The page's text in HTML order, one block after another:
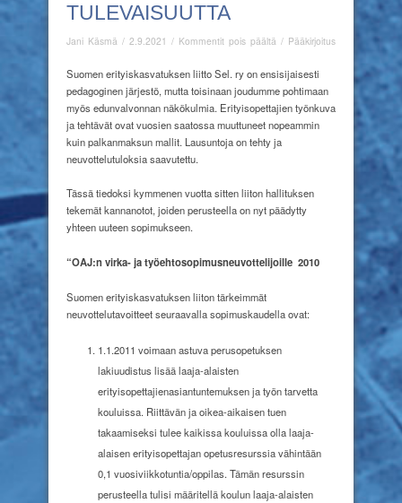
TULEVAISUUTTA
Jani Käsmä / 2.9.2021 / Kommentit pois päältä artikkelissa
ja
tulevaisuutta
/ Pääkirjoitus
Suomen erityiskasvatuksen liitto Sel. ry on ensisijaisesti
pedagoginen järjestö, mutta toisinaan joudumme pohtimaan
myös edunvalvonnan näkökulmia. Erityisopettajien työnkuva
ja tehtävät ovat vuosien saatossa muuttuneet nopeammin
kuin palkanmaksun mallit. Lausuntoja on tehty ja
neuvottelutuloksia saavutettu.
Tässä tiedoksi kymmenen vuotta sitten liiton hallituksen
tekemät kannanotot, joiden perusteella on nyt päädytty
yhteen uuteen sopimukseen.
“OAJ:n virka- ja työehtosopimusneuvottelijoille 2010
Suomen erityiskasvatuksen liiton tärkeimmät
neuvottelutavoitteet seuraavalla sopimuskaudella ovat:
1.1.2011 voimaan astuva perusopetuksen
lakiuudistus lisää laaja-alaisten
erityisopettajienasiantuntemuksen ja työn tarvetta
kouluissa. Riittävän ja oikea-aikaisen tuen
takaamiseksi tulee kaikissa kouluissa olla laaja-
alaisen erityisopettajan opetusresurssia vähintään
0,1 vuosiviikkotuntia/oppilas. Tämän resurssin
perusteella tulisi määritellä koulun laaja-alaisten